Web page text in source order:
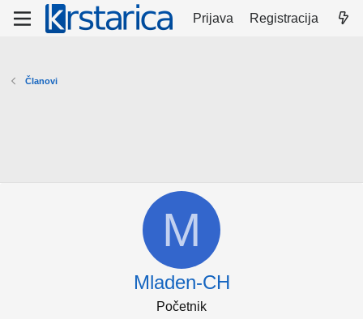
Prijava Registracija
Članovi
M
Mladen-CH
Početnik